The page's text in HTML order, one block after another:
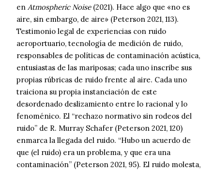
en Atmospheric Noise(2021). Hace algo que «no es
aire, sin embargo, de aire» (Peterson 2021, 113).
Testimonio legal de experiencias con ruido
aeroportuario, tecnología de medición de ruido,
responsables de políticas de contaminación acústica,
entusiastas de las mariposas; cada uno inscribe sus
propias rúbricas de ruido frente al aire. Cada uno
traiciona su propia instanciación de este
desordenado deslizamiento entre lo racional y lo
fenoménico. El “rechazo normativo sin rodeos del
ruido” de R. Murray Schafer (Peterson 2021, 120)
enmarca la llegada del ruido. “Hubo un acuerdo de
que (el ruido) era un problema, y ​​que era una
contaminación” (Peterson 2021, 95). El ruido molesta,